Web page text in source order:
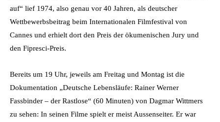
auf“ lief 1974, also genau vor 40 Jahren, als deutscher
Wettbewerbsbeitrag beim Internationalen Filmfestival von
Cannes und erhielt dort den Preis der ökumenischen Jury und
den Fipresci-Preis.
Bereits um 19 Uhr, jeweils am Freitag und Montag ist die
Dokumentation „Deutsche Lebensläufe: Rainer Werner
Fassbinder – der Rastlose“ (60 Minuten) von Dagmar Wittmers
zu sehen: In seinen Filme spielt er meist Aussenseiter. Er war